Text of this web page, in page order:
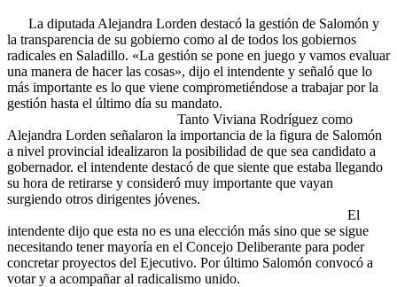
La diputada Alejandra Lorden destacó la gestión de Salomón y
la transparencia de su gobierno como al de todos los gobiernos
radicales en Saladillo. «La gestión se pone en juego y vamos evaluar
una manera de hacer las cosas», dijo el intendente y señaló que lo
más importante es lo que viene comprometiéndose a trabajar por la
gestión hasta el último día su mandato.
Tanto Viviana Rodríguez como
Alejandra Lorden señalaron la importancia de la figura de Salomón
a nivel provincial idealizaron la posibilidad de que sea candidato a
gobernador. el intendente destacó de que siente que estaba llegando
su hora de retirarse y consideró muy importante que vayan
surgiendo otros dirigentes jóvenes.
El
intendente dijo que esta no es una elección más sino que se sigue
necesitando tener mayoría en el Concejo Deliberante para poder
concretar proyectos del Ejecutivo. Por último Salomón convocó a
votar y a acompañar al radicalismo unido.